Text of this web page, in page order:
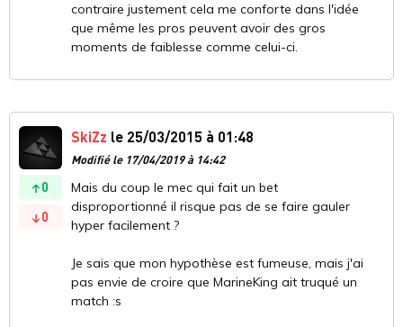
contraire justement cela me conforte dans l'idée
que même les pros peuvent avoir des gros
moments de faiblesse comme celui-ci.
0
0
SkiZz le 25/03/2015 à 01:48
Modifié le 17/04/2019 à 14:42
Mais du coup le mec qui fait un bet
disproportionné il risque pas de se faire gauler
hyper facilement ?
Je sais que mon hypothèse est fumeuse, mais j'ai
pas envie de croire que MarineKing ait truqué un
match :s